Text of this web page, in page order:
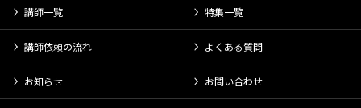
講師一覧 特集一覧
講師依頼の流れ よくある質問
お知らせ お問い合わせ